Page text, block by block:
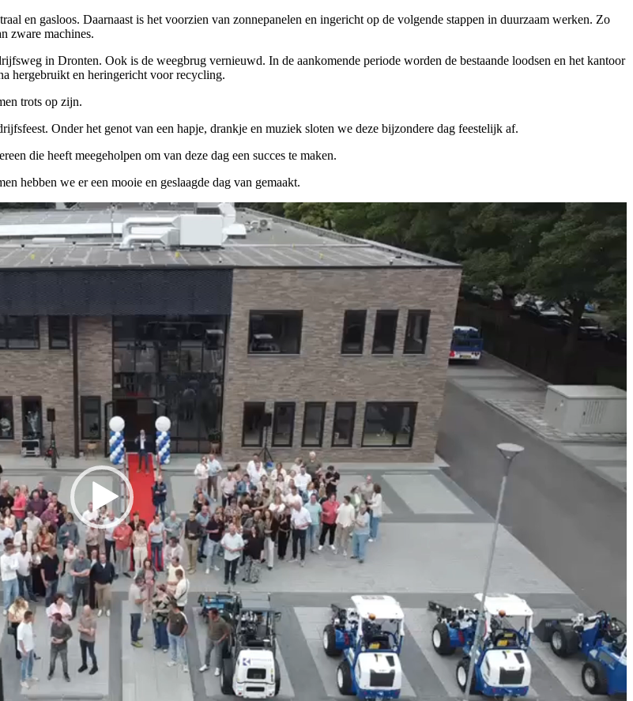
en gasloos. Daarnaast is het voorzien van zonnepanelen en ingericht op de volgende stappen in duurzaam werken. Zo
zware machines.
in Dronten. Ook is de weegbrug vernieuwd. In de aankomende periode worden de bestaande loodsen en het kantoor
hergebruikt en heringericht voor recycling.
trots op zijn.
Onder het genot van een hapje, drankje en muziek sloten we deze bijzondere dag feestelijk af.
die heeft meegeholpen om van deze dag een succes te maken.
hebben we er een mooie en geslaagde dag van gemaakt.